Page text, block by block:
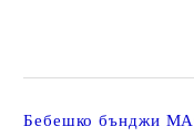
Бебешко бънджи